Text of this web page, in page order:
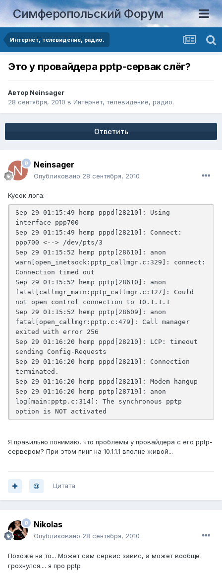
Симферопольский Форум
Интернет, телевидение, радио.
Это у провайдера pptp-сервак слёг?
Автор Neinsager
28 сентября, 2010 в Интернет, телевидение, радио.
Ответить
Neinsager
Опубликовано 28 сентября, 2010
Кусок лога:
Sep 29 01:15:49 hemp pppd[28210]: Using
interface ppp700
Sep 29 01:15:49 hemp pppd[28210]: Connect:
ppp700 <--> /dev/pts/3
Sep 29 01:15:52 hemp pptp[28610]: anon
warn[open_inetsock:pptp_callmgr.c:329]: connect:
Connection timed out
Sep 29 01:15:52 hemp pptp[28610]: anon
fatal[callmgr_main:pptp_callmgr.c:127]: Could
not open control connection to 10.1.1.1
Sep 29 01:15:52 hemp pptp[28609]: anon
fatal[open_callmgr:pptp.c:479]: Call manager
exited with error 256
Sep 29 01:16:20 hemp pppd[28210]: LCP: timeout
sending Config-Requests
Sep 29 01:16:20 hemp pppd[28210]: Connection
terminated.
Sep 29 01:16:20 hemp pppd[28210]: Modem hangup
Sep 29 01:16:20 hemp pptp[28719]: anon
log[main:pptp.c:314]: The synchronous pptp
option is NOT activated
Я правильно понимаю, что проблемы у провайдера с его pptp-
сервером? При этом пинг на 10.1.1.1 вполне живой...
Цитата
Nikolas
Опубликовано 28 сентября, 2010
Похоже на то... Может сам сервис завис, а может вообще
грохнулся.... я про pptp